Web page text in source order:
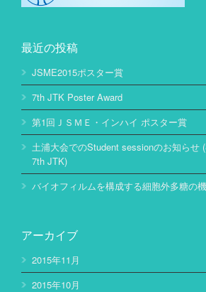
最近の投稿
JSME2015ポスター賞
7th JTK Poster Award
第1回ＪＳＭＥ・インハイ ポスター賞
土浦大会でのStudent sessionのお知らせ
7th JTK)
バイオフィルムを構成する細胞外多糖の
アーカイブ
2015年11月
2015年10月